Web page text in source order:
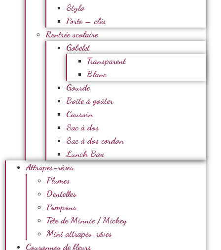
Stylo
Porte – clés
Rentrée scolaire
Gobelet
Transparent
Blanc
Gourde
Boite à goûter
Coussin
Sac à dos
Sac à dos cordon
Lunch Box
Attrapes-rêves
Plumes
Dentelles
Pompons
Tête de Minnie / Mickey
Mini attrapes-rêves
Couronnes de fleurs